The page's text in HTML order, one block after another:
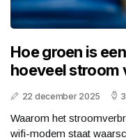
Hoe groen is
hoeveel stroom
22 december 2025
Waarom het
wifi-modem staat